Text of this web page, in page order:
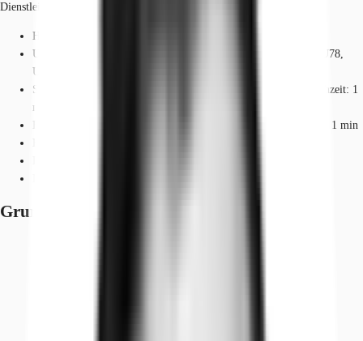
Dienstleister des täglichen Bedarfs befinden sich in der Nähe.
Hauptbahnhof, Düsseldorf, Fahrzeit: 5 min
U-Bahn, Steinstraße / Königsallee U70, U74, U75, U76, U77, U78,
U79, Gehzeit: 1 min
Straßenbahn/Tram, Steinstraße / Königsallee 701, 705, 706, Gehzeit: 1
min
Bus, Steinstraße / Königsallee 780, 782, 785, 805, 817, Gehzeit: 1 min
Grundrisse